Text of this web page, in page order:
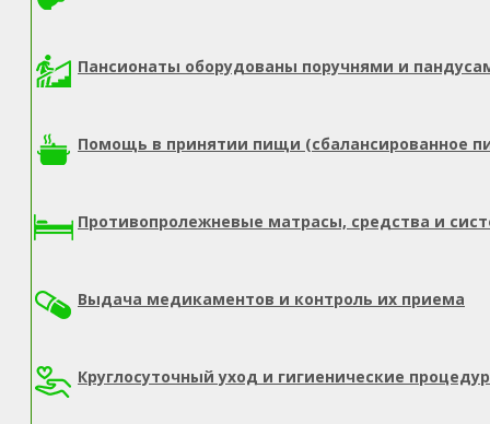
Пансионаты оборудованы поручнями и
Помощь в принятии пищи (сбалансированное
Противопролежневые матрасы, средства и
Выдача медикаментов и контроль их приема
Круглосуточный уход и гигиенические